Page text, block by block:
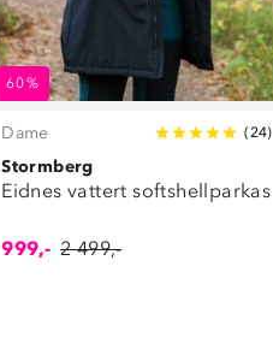
60%
Dame ( 24)
Stormberg
Eidnes vattert softshellparkas
999,- 2 499,-